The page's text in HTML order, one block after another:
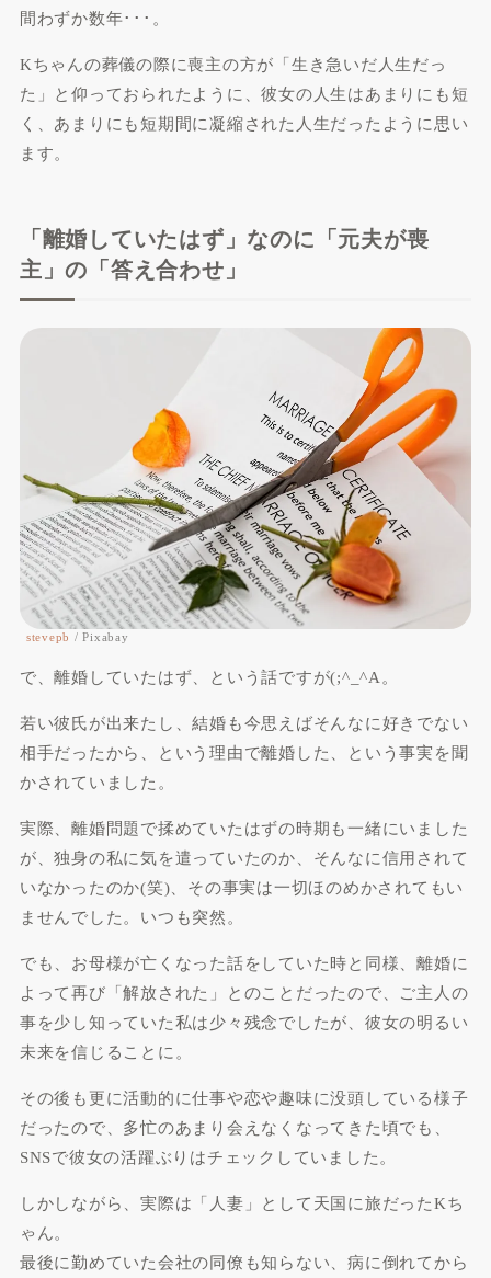
間わずか数年･･･。
Kちゃんの葬儀の際に喪主の方が「生き急いだ人生だっ
た」と仰っておられたように、彼女の人生はあまりにも短
く、あまりにも短期間に凝縮された人生だったように思い
ます。
「離婚していたはず」なのに「元夫が喪
主」の「答え合わせ」
stevepb / Pixabay
で、離婚していたはず、という話ですが(;^_^A。
若い彼氏が出来たし、結婚も今思えばそんなに好きでない
相手だったから、という理由で離婚した、という事実を聞
かされていました。
実際、離婚問題で揉めていたはずの時期も一緒にいました
が、独身の私に気を遣っていたのか、そんなに信用されて
いなかったのか(笑)、その事実は一切ほのめかされてもい
ませんでした。いつも突然。
でも、お母様が亡くなった話をしていた時と同様、離婚に
よって再び 「解放された」
とのことだったので、ご主人の
事を少し知っていた私は少々残念でしたが、彼女の明るい
未来を信じることに。
その後も更に活動的に仕事や恋や趣味に没頭している様子
だったので、多忙のあまり会えなくなってきた頃でも、
SNSで彼女の活躍ぶりはチェックしていました。
しかしながら、実際は「人妻」として天国に旅だったKち
ゃん。
最後に勤めていた会社の同僚も知らない、病に倒れてから